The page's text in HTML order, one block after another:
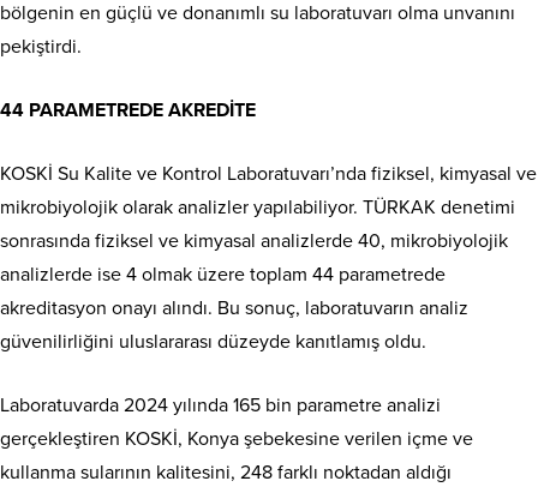
bölgenin en güçlü ve donanımlı su laboratuvarı olma unvanını
pekiştirdi.
44 PARAMETREDE AKREDİTE
KOSKİ Su Kalite ve Kontrol Laboratuvarı’nda fiziksel, kimyasal ve
mikrobiyolojik olarak analizler yapılabiliyor. TÜRKAK denetimi
sonrasında fiziksel ve kimyasal analizlerde 40, mikrobiyolojik
analizlerde ise 4 olmak üzere toplam 44 parametrede
akreditasyon onayı alındı. Bu sonuç, laboratuvarın analiz
güvenilirliğini uluslararası düzeyde kanıtlamış oldu.
Laboratuvarda 2024 yılında 165 bin parametre analizi
gerçekleştiren KOSKİ, Konya şebekesine verilen içme ve
kullanma sularının kalitesini, 248 farklı noktadan aldığı